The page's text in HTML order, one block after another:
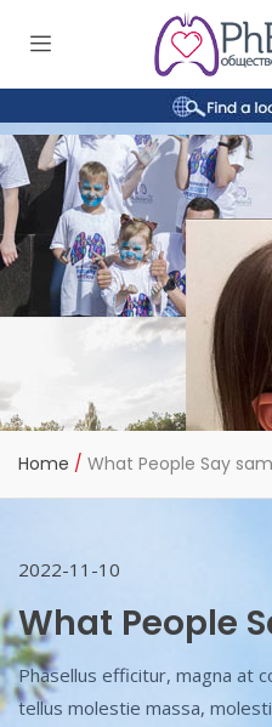
Home / What People Say
2022-11-10
What People
Phasellus efficitur, magna at
tellus molestie massa,